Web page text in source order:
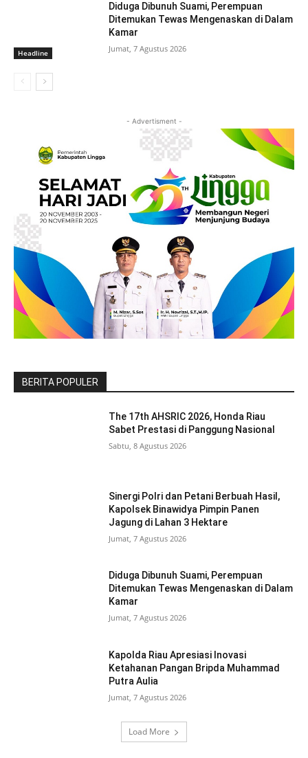
Headline
Diduga Dibunuh Suami, Perempuan
Ditemukan Tewas Mengenaskan di Dalam
Kamar
Jumat, 7 Agustus 2026
- Advertisment -
BERITA POPULER
The 17th AHSRIC 2026, Honda Riau
Sabet Prestasi di Panggung Nasional
Sabtu, 8 Agustus 2026
Sinergi Polri dan Petani Berbuah Hasil,
Kapolsek Binawidya Pimpin Panen
Jagung di Lahan 3 Hektare
Jumat, 7 Agustus 2026
Diduga Dibunuh Suami, Perempuan
Ditemukan Tewas Mengenaskan di Dalam
Kamar
Jumat, 7 Agustus 2026
Kapolda Riau Apresiasi Inovasi
Ketahanan Pangan Bripda Muhammad
Putra Aulia
Jumat, 7 Agustus 2026
Load More